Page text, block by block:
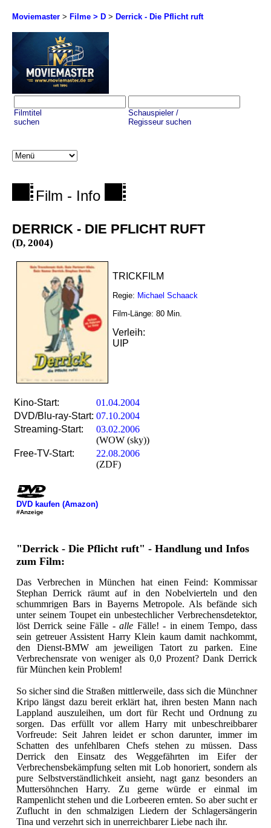
Moviemaster > Filme > D > Derrick - Die Pflicht ruft
Filmtitel
suchen
Schauspieler /
Regisseur suchen
Film - Info
DERRICK - DIE PFLICHT RUFT
(D, 2004)
TRICKFILM
Regie: Michael Schaack
Film-Länge: 80 Min.
Verleih:
UIP
Kino-Start:
01.04.2004
DVD/Blu-ray-Start: 07.10.2004
Streaming-Start:
03.02.2006
(WOW (sky))
Free-TV-Start:
22.08.2006
(ZDF)
DVD kaufen (Amazon)
#Anzeige
"Derrick - Die Pflicht ruft" - Handlung und Infos
zum Film:
Das Verbrechen in München hat einen Feind: Kommissar
Stephan Derrick räumt auf in den Nobelvierteln und den
schummrigen Bars in Bayerns Metropole. Als befände sich
unter seinem Toupet ein unbestechlicher Verbrechensdetektor,
löst Derrick seine Fälle -alle Fälle! - in einem Tempo, dass
sein getreuer Assistent Harry Klein kaum damit nachkommt,
den Dienst-BMW am jeweiligen Tatort zu parken. Eine
Verbrechensrate von weniger als 0,0 Prozent? Dank Derrick
für München kein Problem!
So sicher sind die Straßen mittlerweile, dass sich die Münchner
Kripo längst dazu bereit erklärt hat, ihren besten Mann nach
Lappland auszuleihen, um dort für Recht und Ordnung zu
sorgen. Das erfüllt vor allem Harry mit unbeschreibbarer
Vorfreude: Seit Jahren leidet er schon darunter, immer im
Schatten des unfehlbaren Chefs stehen zu müssen. Dass
Derrick den Einsatz des Weggefährten im Eifer der
Verbrechensbekämpfung selten mit Lob honoriert, sondern als
pure Selbstverständlichkeit ansieht, nagt ganz besonders an
Muttersöhnchen Harry. Zu gerne würde er einmal im
Rampenlicht stehen und die Lorbeeren ernten. So aber sucht er
Zuflucht in den schmalzigen Liedern der Schlagersängerin
Tina und verzehrt sich in unerreichbarer Liebe nach ihr.